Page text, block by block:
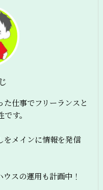
仕事でフリーランスと
す。
をメインに情報を発信
スの運用も計画中！